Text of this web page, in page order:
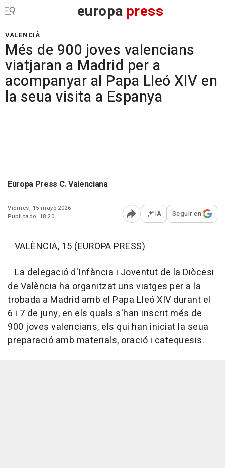
europa press
VALENCIÀ
Més de 900 joves valencians
viatjaran a Madrid per a
acompanyar al Papa Lleó XIV en
la seua visita a Espanya
Europa Press C. Valenciana
Viernes, 15 mayo 2026
Publicado: 18:20
Abrir opciones para
IA Seguir en
VALÈNCIA, 15 (EUROPA PRESS)
La delegació d'Infància i Joventut de la Diòcesi
de València ha organitzat uns viatges per a la
trobada a Madrid amb el Papa Lleó XIV durant el
6 i 7 de juny, en els quals s'han inscrit més de
900 joves valencians, els qui han iniciat la seua
preparació amb materials, oració i catequesis.